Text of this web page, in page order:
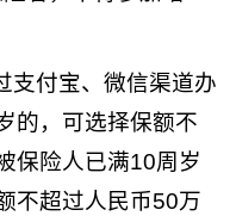
支付宝、微信渠道办
的，可选择保额不
保险人已满10周岁
不超过人民币50万